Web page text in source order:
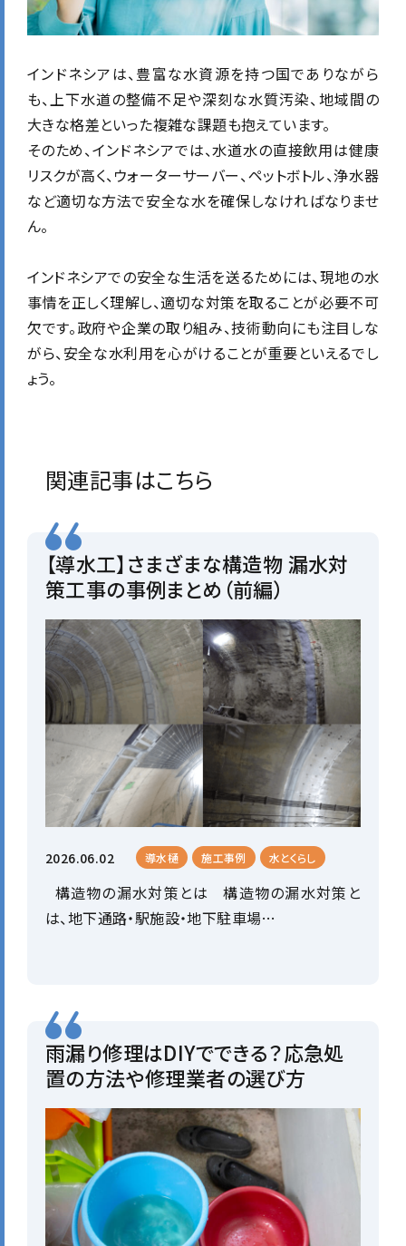
インドネシアは、豊富な水資源を持つ国でありながら
も、上下水道の整備不足や深刻な水質汚染、地域間の
大きな格差といった複雑な課題も抱えています。
そのため、インドネシアでは、水道水の直接飲用は健康
リスクが高く、ウォーターサーバー、ペットボトル、浄水器
など適切な方法で安全な水を確保しなければなりませ
ん。
インドネシアでの安全な生活を送るためには、現地の水
事情を正しく理解し、適切な対策を取ることが必要不可
欠です。政府や企業の取り組み、技術動向にも注目しな
がら、安全な水利用を心がけることが重要といえるでし
ょう。
関連記事はこちら
【導水工】さまざまな構造物 漏水対
策工事の事例まとめ（前編）
2026.06.02 導水樋 施工事例 水とくらし
構造物の漏水対策とは 構造物の漏水対策と
は、地下通路・駅施設・地下駐車場…
雨漏り修理はDIYでできる？応急処
置の方法や修理業者の選び方